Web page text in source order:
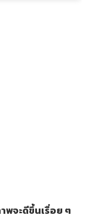
พจะดีขึ้นเรื่อย ๆ